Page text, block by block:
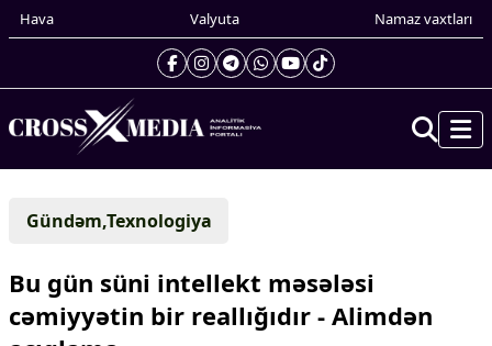
Hava Valyuta Namaz vaxtları
Gündəm
Xarici xəbərlər
Cənubi Qafqaz
Gündəm,Texnologiya
Bu gün süni intellekt məsələsi
cəmiyyətin bir reallığıdır - Alimdən